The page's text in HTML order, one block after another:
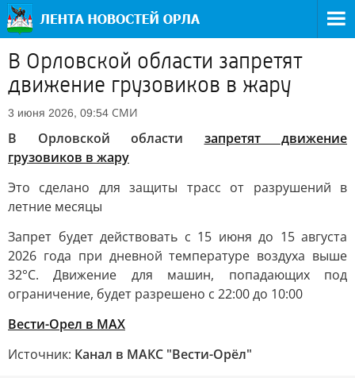
В Орловской области запретят
движение грузовиков в жару
3 июня 2026, 09:54 СМИ
В Орловской области запретят движение
грузовиков в жару
Это сделано для защиты трасс от разрушений в
летние месяцы
Запрет будет действовать с 15 июня до 15 августа
2026 года при дневной температуре воздуха выше
32°C. Движение для машин, попадающих под
ограничение, будет разрешено с 22:00 до 10:00
Вести-Орел в МАХ
Источник: Канал в МАКС "Вести-Орёл"